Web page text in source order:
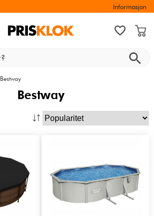
Informasjon
Bestway
Bestway